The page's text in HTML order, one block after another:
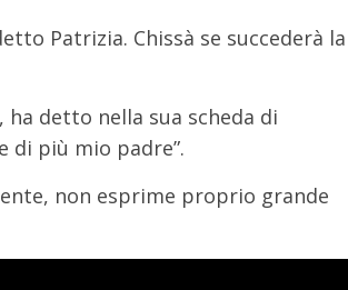
Patrizia. Chissà se succederà la
ha detto nella sua scheda di
di più mio padre”.
non esprime proprio grande